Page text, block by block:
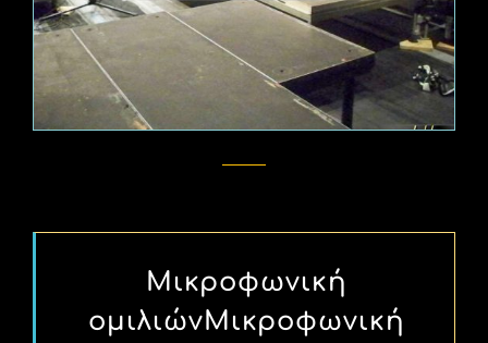
Μικροφωνική
ομιλιώνΜικροφωνική